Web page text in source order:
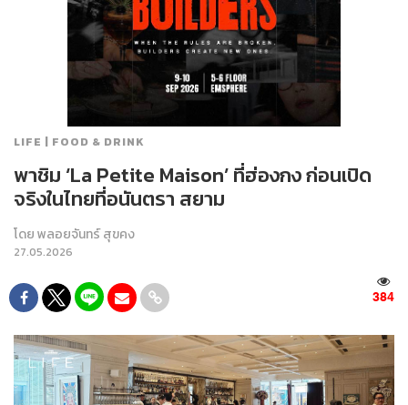
LIFE | FOOD & DRINK
พาชิม ‘La Petite Maison’ ที่ฮ่องกง ก่อนเปิด
จริงในไทยที่อนันตรา สยาม
โดยพลอยจันทร์ สุขคง
27.05.2026
384